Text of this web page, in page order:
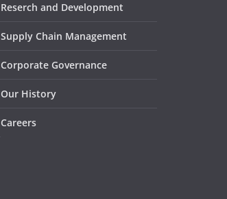
Reserch and Development
Supply Chain Management
Corporate Governance
Our History
Careers